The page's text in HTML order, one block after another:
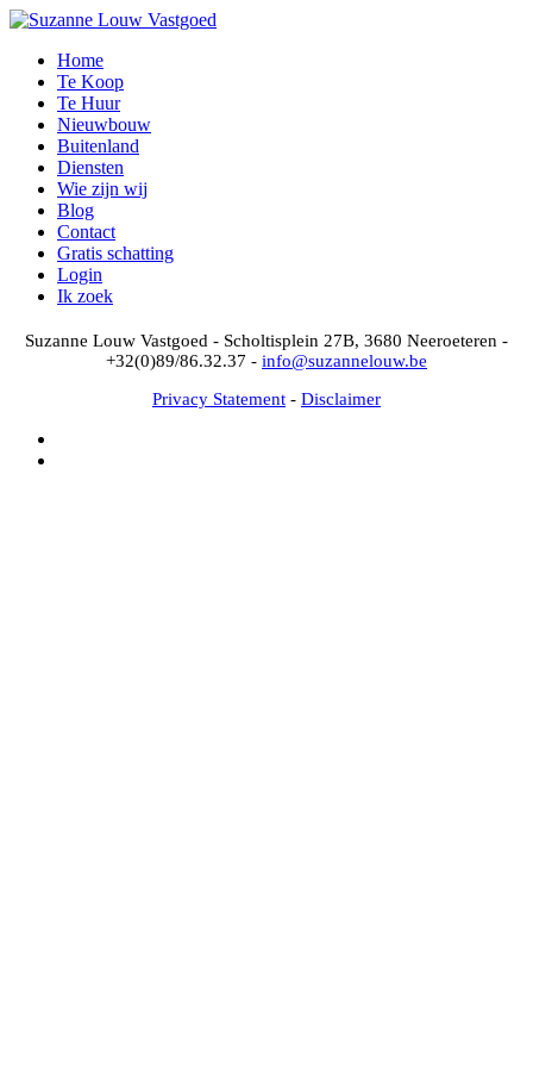
Home
Te Koop
Te Huur
Nieuwbouw
Buitenland
Diensten
Wie zijn wij
Blog
Contact
Gratis schatting
Login
Ik zoek
Suzanne Louw Vastgoed - Scholtisplein 27B, 3680 Neeroeteren -
+32(0)89/86.32.37 - info@suzannelouw.be
Privacy Statement - Disclaimer